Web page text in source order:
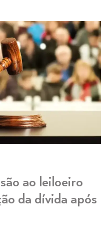
ao leiloeiro
da dívida após